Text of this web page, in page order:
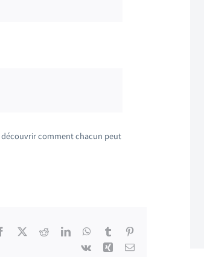
découvrir comment chacun peut
Facebook RedditLinkedInWhatsApp
Tumblr
Vk
Xing Email